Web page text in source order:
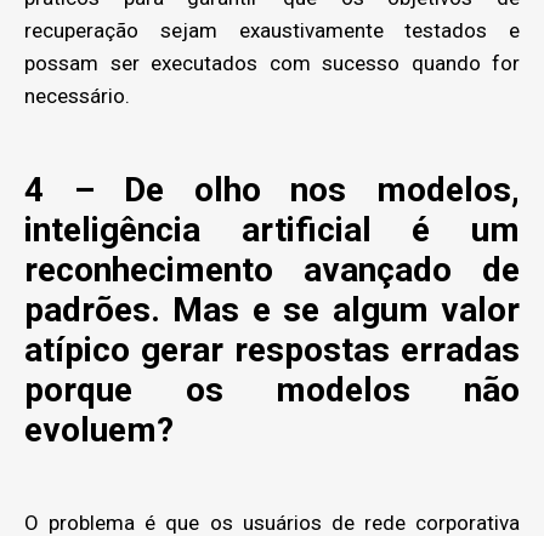
recuperação sejam exaustivamente testados e
possam ser executados com sucesso quando for
necessário.
4 – De olho nos modelos,
inteligência artificial é um
reconhecimento avançado de
padrões. Mas e se algum valor
atípico gerar respostas erradas
porque os modelos não
evoluem?
O problema é que os usuários de rede corporativa